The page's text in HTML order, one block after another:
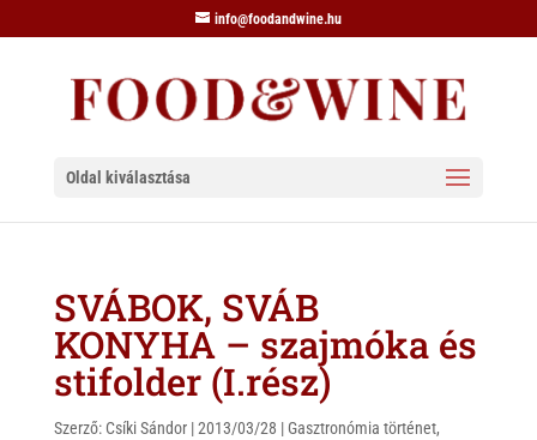
info@foodandwine.hu
Oldal kiválasztása
SVÁBOK, SVÁB
KONYHA – szajmóka és
stifolder (I.rész)
Szerző: Csíki Sándor|2013/03/28 |Gasztronómia történet,